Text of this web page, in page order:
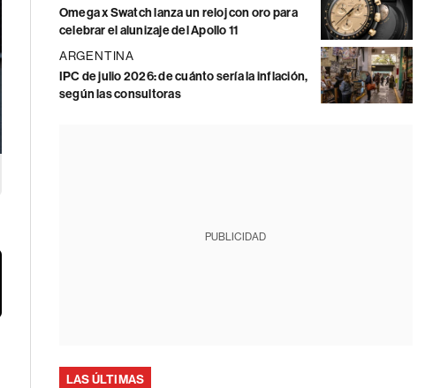
Omega x Swatch lanza un reloj con oro para
celebrar el alunizaje del Apollo 11
ARGENTINA
IPC de julio 2026: de cuánto sería la inflación,
según las consultoras
PUBLICIDAD
LAS ÚLTIMAS